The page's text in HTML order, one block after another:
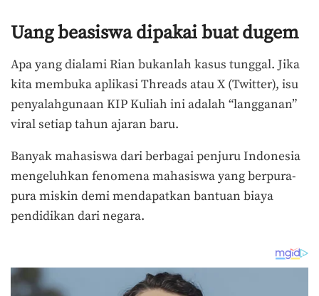
Uang beasiswa dipakai buat dugem
Apa yang dialami Rian bukanlah kasus tunggal. Jika
kita membuka aplikasi Threads atau X (Twitter), isu
penyalahgunaan KIP Kuliah ini adalah “langganan”
viral setiap tahun ajaran baru.
Banyak mahasiswa dari berbagai penjuru Indonesia
mengeluhkan fenomena mahasiswa yang berpura-
pura miskin demi mendapatkan bantuan biaya
pendidikan dari negara.